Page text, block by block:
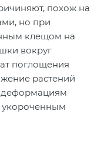
похож на
но при
клещом на
вокруг
поглощения
растений
укороченным